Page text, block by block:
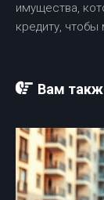
имущества,
кредиту,
Вам